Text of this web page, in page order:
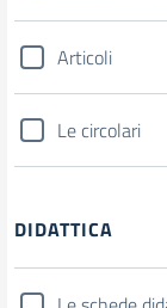
Articoli
Le circolari
DIDATTICA